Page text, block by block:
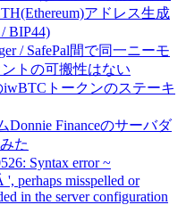
アドレス生成
BIP44)
/ SafePal間で同一ニーモ
トの可搬性はない
iwBTCトークンのステーキ
Donnie Financeのサーバダ
た
Syntax error ~
perhaps misspelled or
in the server configuration